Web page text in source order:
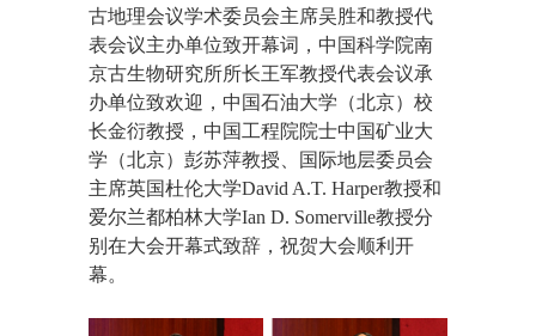
古地理会议学术委员会主席吴胜和教授代
表会议主办单位致开幕词，中国科学院南
京古生物研究所所长王军教授代表会议承
办单位致欢迎，中国石油大学（北京）校
长金衍教授，中国工程院院士中国矿业大
学（北京）彭苏萍教授、国际地层委员会
主席英国杜伦大学David A.T. Harper教授和
爱尔兰都柏林大学Ian D. Somerville教授分
别在大会开幕式致辞，祝贺大会顺利开
幕。